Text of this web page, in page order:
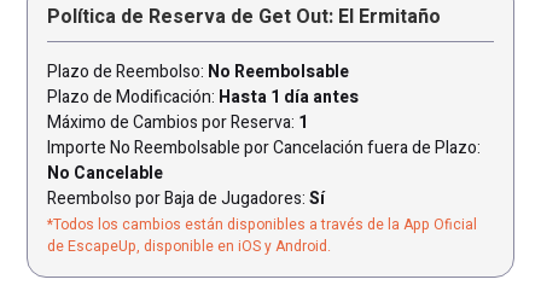
Política de Reserva de Get Out: El Ermitaño
Plazo de Reembolso: No Reembolsable
Plazo de Modificación: Hasta 1 día antes
Máximo de Cambios por Reserva: 1
Importe No Reembolsable por Cancelación fuera de Plazo:
No Cancelable
Reembolso por Baja de Jugadores: Sí
*Todos los cambios están disponibles a través de la App Oficial
de EscapeUp, disponible en iOS y Android.